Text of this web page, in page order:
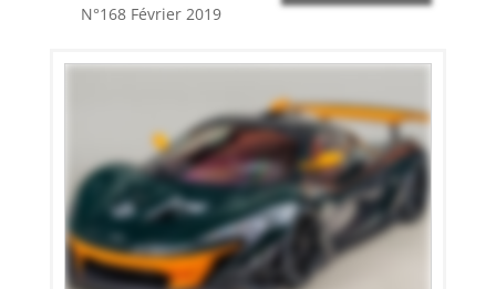
N°168 Février 2019